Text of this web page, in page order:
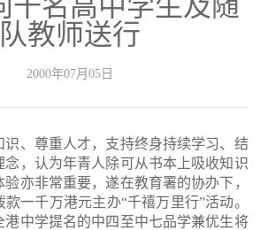
千名高中学生及随
队教师送行
2000年07月05日
识、尊重人才，支持终身持续学习、结
念，认为年青人除可从书本上吸收知识
亦非常重要，遂在教育署的协办下，
一千万港元主办“千禧万里行”活动。
港中学提名的中四至中七品学兼优生将